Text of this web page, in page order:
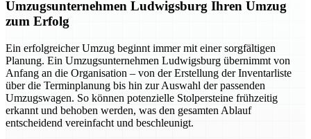
Umzugsunternehmen Ludwigsburg Ihren Umzug
zum Erfolg
Ein erfolgreicher Umzug beginnt immer mit einer sorgfältigen
Planung. Ein Umzugsunternehmen Ludwigsburg übernimmt von
Anfang an die Organisation – von der Erstellung der Inventarliste
über die Terminplanung bis hin zur Auswahl der passenden
Umzugswagen. So können potenzielle Stolpersteine frühzeitig
erkannt und behoben werden, was den gesamten Ablauf
entscheidend vereinfacht und beschleunigt.